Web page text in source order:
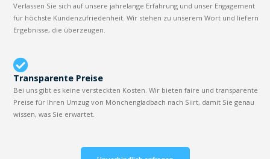
Verlassen Sie sich auf unsere jahrelange Erfahrung und unser Engagement
für höchste Kundenzufriedenheit. Wir stehen zu unserem Wort und liefern
Ergebnisse, die überzeugen.
Transparente Preise
Bei uns gibt es keine versteckten Kosten. Wir bieten faire und transparente
Preise für Ihren Umzug von Mönchengladbach nach Siirt, damit Sie genau
wissen, was Sie erwartet.